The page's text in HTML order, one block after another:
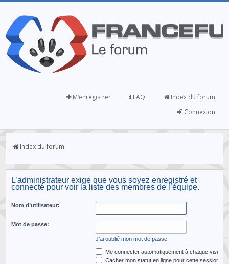
Index du forum
FAQ
M’enregistrer
Connexion
Index du forum
L’administrateur exige que vous soyez enregistré et
connecté pour voir la liste des membres de l’équipe.
Nom d’utilisateur:
Mot de passe:
J’ai oublié mon mot de passe
Me connecter automatiquement à chaque visite
Cacher mon statut en ligne pour cette session